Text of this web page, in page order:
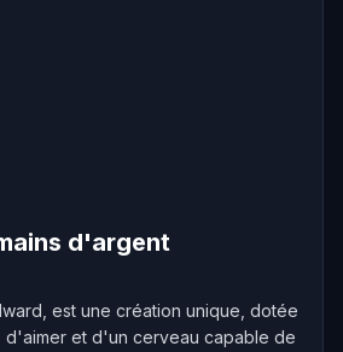
d'argent
est une création unique, dotée
et d'un cerveau capable de